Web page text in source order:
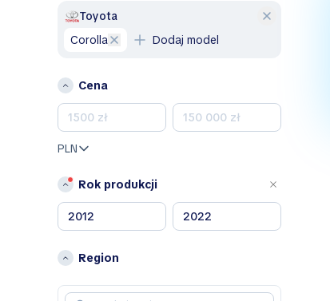
Skoda
Inne
AC
Acura
Adler
Aeolus
Aiways
Al Damani
Toyota
Corolla
Dodaj model
Cena
PLN
Rok produkcji
Region